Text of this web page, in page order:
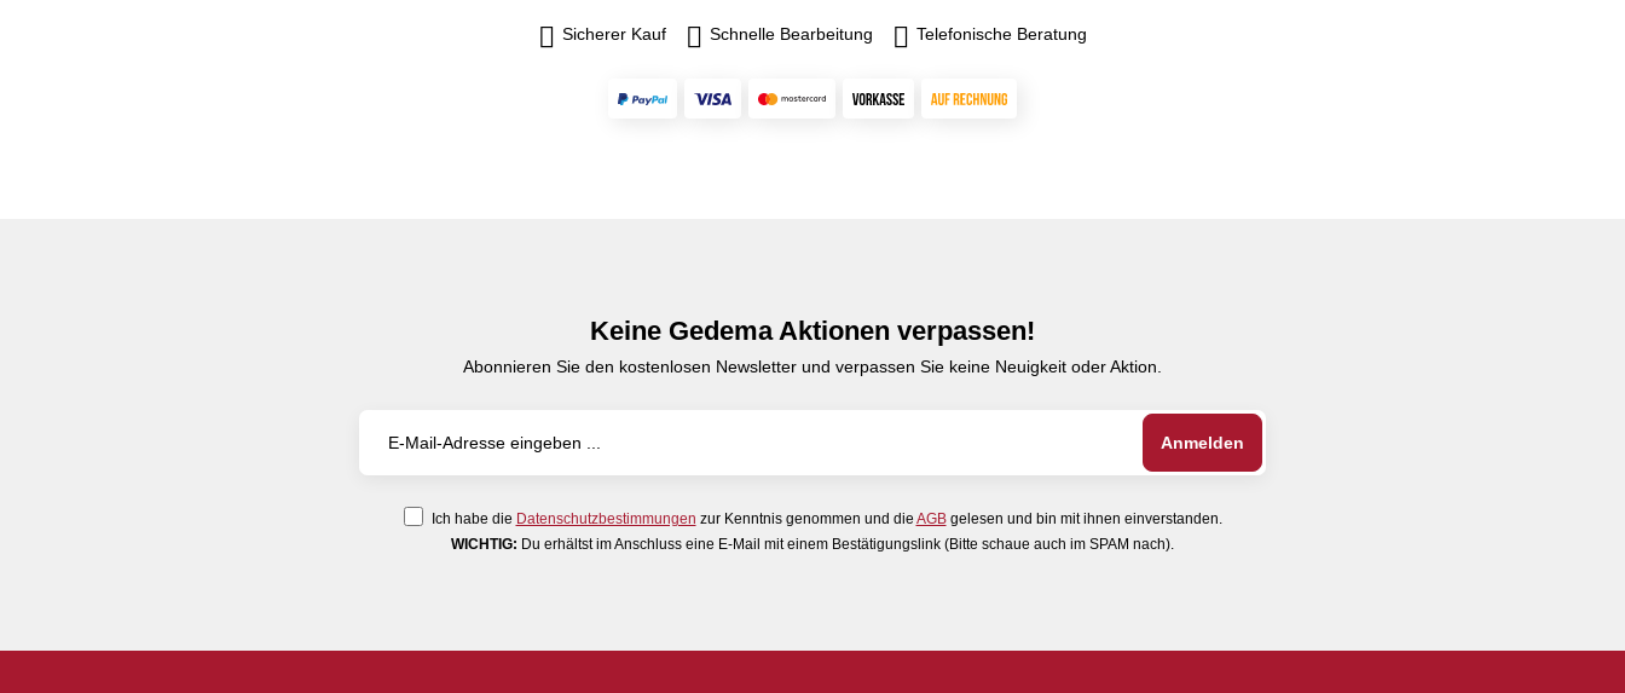
Sicherer Kauf Schnelle Bearbeitung Telefonische Beratung
Keine Gedema Aktionen verpassen!
Abonnieren Sie den kostenlosen Newsletter und verpassen Sie keine Neuigkeit oder Aktion.
Ich habe die Datenschutzbestimmungen zur Kenntnis genommen und die AGBgelesen und bin mit ihnen einverstanden.
WICHTIG: Du erhältst im Anschluss eine E-Mail mit einem Bestätigungslink (Bitte schaue auch im SPAM nach).